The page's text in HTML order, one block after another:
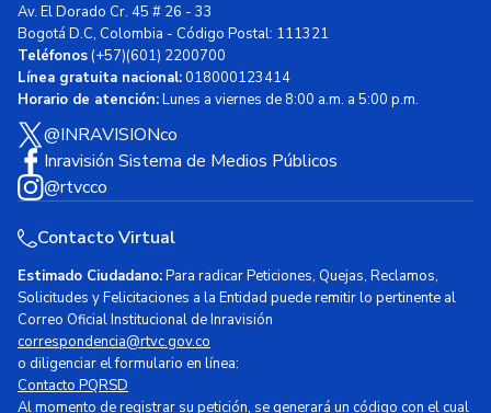
Av. El Dorado Cr. 45 # 26 - 33
Bogotá D.C, Colombia - Código Postal: 111321
Teléfonos(+57)(601) 2200700
Línea gratuita nacional:018000123414
Horario de atención:Lunes a viernes de 8:00 a.m. a 5:00 p.m.
@INRAVISIONco
Inravisión Sistema de Medios Públicos
@rtvcco
Contacto Virtual
Estimado Ciudadano:Para radicar Peticiones, Quejas, Reclamos,
Solicitudes y Felicitaciones a la Entidad puede remitir lo pertinente al
Correo Oficial Institucional de Inravisión
correspondencia@rtvc.gov.co
o diligenciar el formulario en línea:
Contacto PQRSD
Al momento de registrar su petición, se generará un código con el cual